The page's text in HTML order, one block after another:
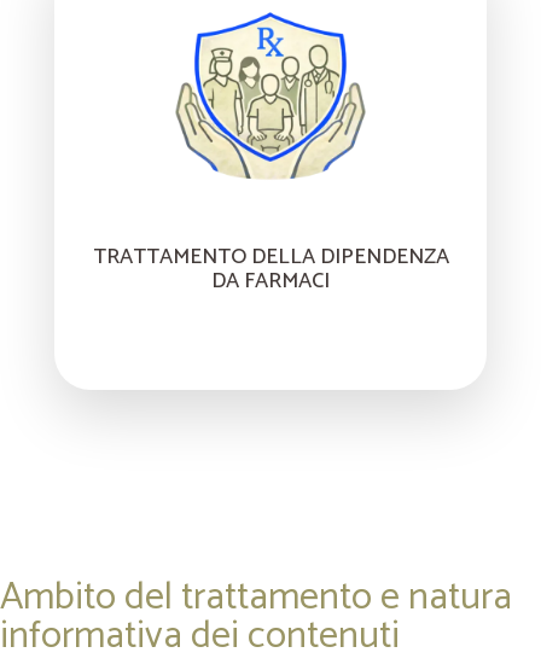
TRATTAMENTO DELLA DIPENDENZA
DA FARMACI
Ambito del trattamento e natura
informativa dei contenuti